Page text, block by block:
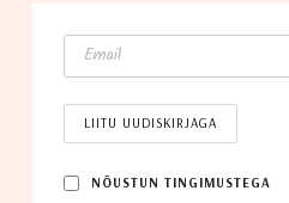
NÕUS­TUN TINGIMUSTEGA